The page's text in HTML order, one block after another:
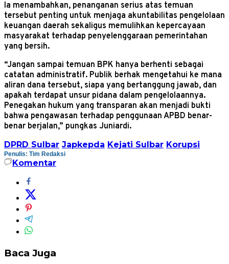
Ia menambahkan, penanganan serius atas temuan
tersebut penting untuk menjaga akuntabilitas pengelolaan
keuangan daerah sekaligus memulihkan kepercayaan
masyarakat terhadap penyelenggaraan pemerintahan
yang bersih.
“Jangan sampai temuan BPK hanya berhenti sebagai
catatan administratif. Publik berhak mengetahui ke mana
aliran dana tersebut, siapa yang bertanggung jawab, dan
apakah terdapat unsur pidana dalam pengelolaannya.
Penegakan hukum yang transparan akan menjadi bukti
bahwa pengawasan terhadap penggunaan APBD benar-
benar berjalan,” pungkas Juniardi.
DPRD Sulbar Japkepda Kejati Sulbar Korupsi
Penulis: Tim Redaksi
Komentar
Baca Juga